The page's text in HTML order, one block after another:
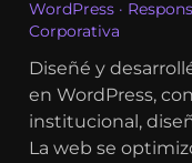
WordPress ·
Corporativa
Diseñé y
en WordPress,
institucional,
La web se